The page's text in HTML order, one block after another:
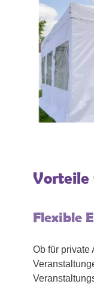
Vorteile
Flexible
Ob für private